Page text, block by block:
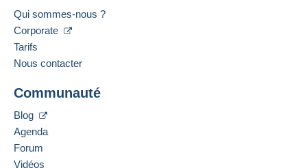
Qui sommes-nous ?
Corporate
Tarifs
Nous contacter
Communauté
Blog
Agenda
Forum
Vidéos